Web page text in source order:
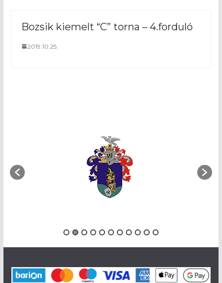
Bozsik kiemelt “C” torna – 4.forduló
2019.10.25.